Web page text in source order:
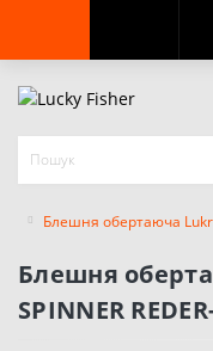
Блешня обертаюча
Блешня
SPINNER